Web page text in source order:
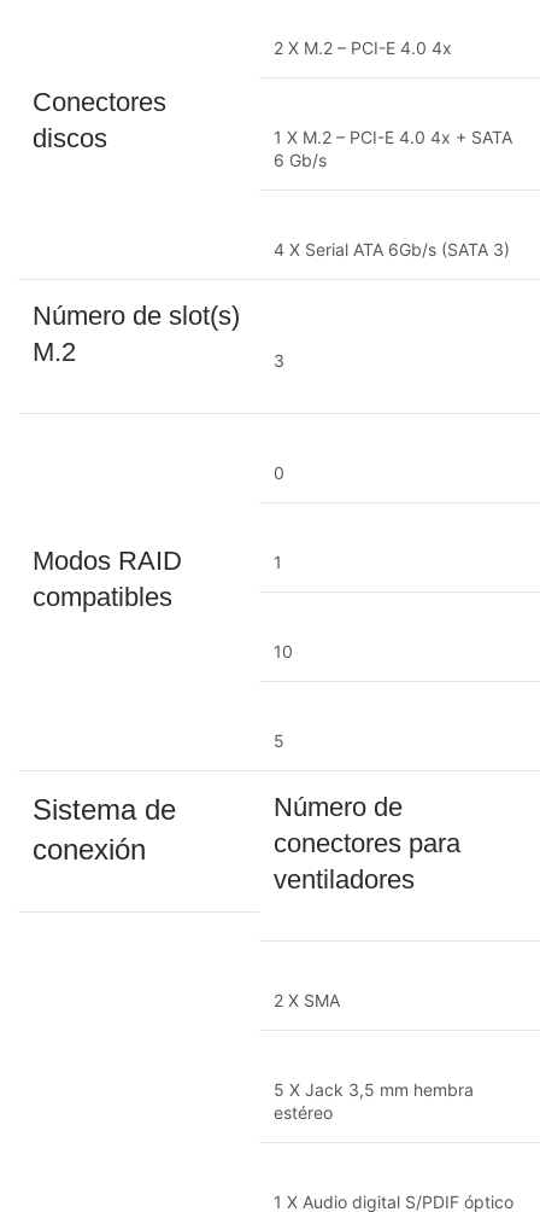
Conectores
discos
2 X M.2 – PCI-E 4.0 4x
1 X M.2 – PCI-E 4.0 4x + SATA
6 Gb/s
4 X Serial ATA 6Gb/s (SATA 3)
Número de slot(s)
M.2
3
Modos RAID
compatibles
0
1
10
5
Sistema de
conexión
Número de
conectores para
ventiladores
2 X SMA
5 X Jack 3,5 mm hembra
estéreo
1 X Audio digital S/PDIF óptico